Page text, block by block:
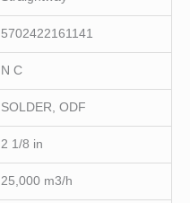
5702422161141
N C
SOLDER, ODF
2 1/8 in
25,000 m3/h